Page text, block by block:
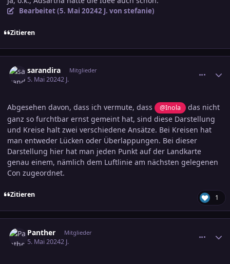
Bearbeitet (5. Mai 20242 J. von stefanie)
Zitieren
sarandira Mitglieder
5. Mai 20242 J.
Abgesehen davon, dass ich vermute, dass @Inola
das nicht
ganz so furchtbar ernst gemeint hat, sind diese Darstellung
und Kreise halt zwei verschiedene Ansätze. Bei Kreisen hat
man entweder Lücken oder Überlappungen. Bei dieser
Darstellung hier hat man jeden Punkt auf der Landkarte
genau einem, nämlich dem Luftlinie am nächsten gelegenen
Con zugeordnet.
Zitieren 1
Panther Mitglieder
5. Mai 20242 J.